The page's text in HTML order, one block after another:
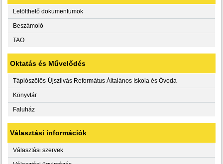
Letölthető dokumentumok
Beszámoló
TAO
Oktatás és Művelődés
Tápiószőlős-Újszilvás Református Általános Iskola és Óvoda
Könyvtár
Faluház
Választási információk
Választási szervek